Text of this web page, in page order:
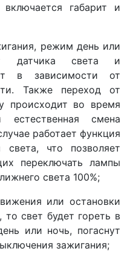
габарит и
режим день или
датчика света и
в зависимости от
Также переход от
происходит во время
смена
работает функция
света, что позволяет
переключать лампы
света 100%;
или остановки
то свет будет гореть в
или ночь, погаснут
зажигания;